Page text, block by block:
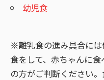
幼児食
※離乳食の進み具合に
食をして、赤ちゃんに
の方がご判断ください